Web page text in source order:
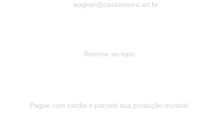
wagner@casasonora.art.br
Retorne ao topo.
Pague com cartão e parcele sua produção musical.